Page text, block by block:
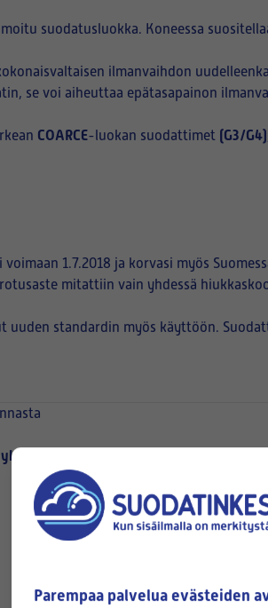
suodatusluokka. Koneessa
ilmanvaihdon
se voi aiheuttaa epätasapainon
COARCE-luokan suodattimet (G3/G4)
1.7.2018 ja korvasi myös
mitattiin vain yhdessä
standardin myös käyttöön.
Parempaa palvelua evästeiden